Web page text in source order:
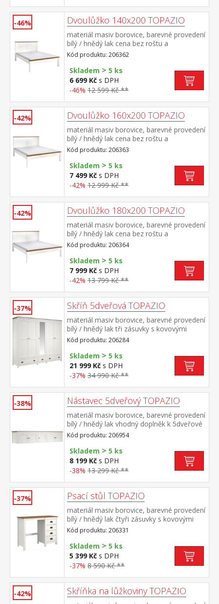
-46% Dvoulůžko 140x200 TOPAZIO
materiál masiv borovice, barevné provedení
bílý / hnědý lak cena bez roštu a
matrace doporučený rozměr matrace 140 ×
200 cm a rošt R3 vhodný doplněk úložný
prostor 8009B
Kód produktu: 206362
Skladem > 5 ks
6 699 Kč s DPH
-46% 12 599 Kč **
-42% Dvoulůžko 160x200 TOPAZIO
materiál masiv borovice, barevné provedení
bílý / hnědý lak cena bez roštu a
matrace doporučený rozměr matrace 160 ×
200 cm nebo 2 kusy 80 × 200 cm a rošt
R2 vhodný doplněk úložný prostor 8009B
Kód produktu: 206363
Skladem > 5 ks
7 499 Kč s DPH
-42% 12 999 Kč **
-42% Dvoulůžko 180x200 TOPAZIO
materiál masiv borovice, barevné provedení
bílý / hnědý lak cena bez roštu a
matrace doporučený rozměr matrace 180 ×
200 cm nebo 2 kusy 90 × 200 cm a rošt R4
nebo 2 kusy R1 vhodný doplněk úložný
prostor 8009B
Kód produktu: 206364
Skladem > 5 ks
7 999 Kč s DPH
-42% 13 799 Kč **
-37% Skříň 5dveřová TOPAZIO
materiál masiv borovice, barevné provedení
bílý / hnědý lak tři zásuvky s kovovými
úchytkami a pojezdy v levé části 3 police, ve
střední a pravé části 1 police a kovová šatní
tyč, na středních dveřích je zrcadlo vhodný
doplněk 5dveřový nástavec TOPAZIO
206954
Kód produktu: 206284
Skladem > 5 ks
21 999 Kč s DPH
-37% 34 990 Kč **
-38% Nástavec 5dveřový TOPAZIO
materiál masiv borovice, barevné provedení
bílý / hnědý lak vhodný doplněk k 5dveřové
skříni TOPAZIO 206284
Kód produktu: 206954
Skladem > 5 ks
8 199 Kč s DPH
-38% 13 299 Kč **
-37% Psací stůl TOPAZIO
materiál masiv borovice, barevné provedení
bílý / hnědý lak čtyři zásuvky s kovovými
úchytkami a pojezdy
Kód produktu: 206331
Skladem > 5 ks
5 399 Kč s DPH
-37% 8 590 Kč **
-42% Skříňka na lůžkoviny TOPAZIO